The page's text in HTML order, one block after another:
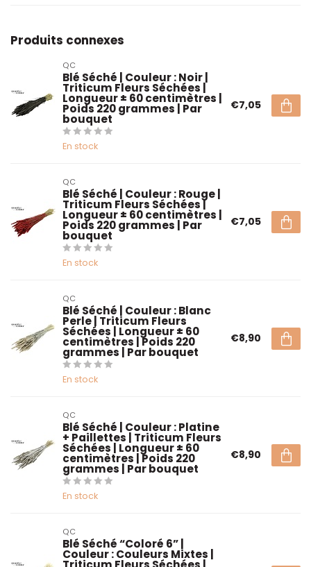
Produits connexes
QC
Blé Séché | Couleur : Noir |
Triticum Fleurs Séchées |
Longueur ± 60 centimètres |
Poids 220 grammes | Par
bouquet
En stock
€7,05
QC
Blé Séché | Couleur : Rouge |
Triticum Fleurs Séchées |
Longueur ± 60 centimètres |
Poids 220 grammes | Par
bouquet
En stock
€7,05
QC
Blé Séché | Couleur : Blanc
Perle | Triticum Fleurs
Séchées | Longueur ± 60
centimètres | Poids 220
grammes | Par bouquet
En stock
€8,90
QC
Blé Séché | Couleur : Platine
+ Paillettes | Triticum Fleurs
Séchées | Longueur ± 60
centimètres | Poids 220
grammes | Par bouquet
En stock
€8,90
QC
Blé Séché “Coloré 6” |
Couleur : Couleurs Mixtes |